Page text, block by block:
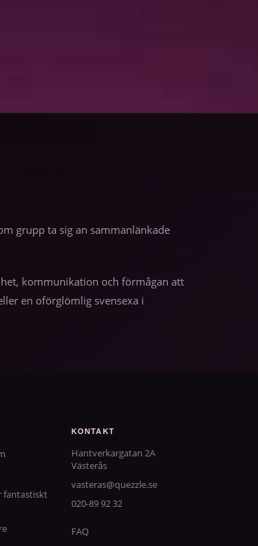
grupp ta sig an sammanlänkade
kommunikation och förmågan att
en oförglömlig svensexa i
fantastiskt
KONTAKT
Hantverkargatan 2A
Västerås
vasteras@quezzle.se
020-89 92 32
FAQ